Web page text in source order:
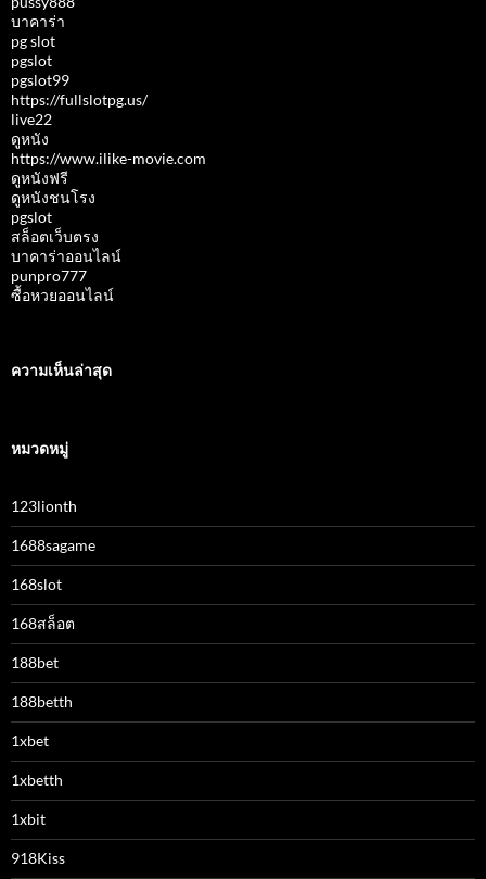
บาคาร่า
pg slot
pgslot
pgslot99
https://fullslotpg.us/
live22
ดูหนัง
https://www.ilike-movie.com
ดูหนังฟรี
ดูหนังชนโรง
pgslot
สล็อตเว็บตรง
บาคาร่าออนไลน์
punpro777
ซื้อหวยออนไลน์
ความเห็นล่าสุด
หมวดหมู่
123lionth
1688sagame
168slot
168สล็อต
188bet
188betth
1xbet
1xbetth
1xbit
918Kiss